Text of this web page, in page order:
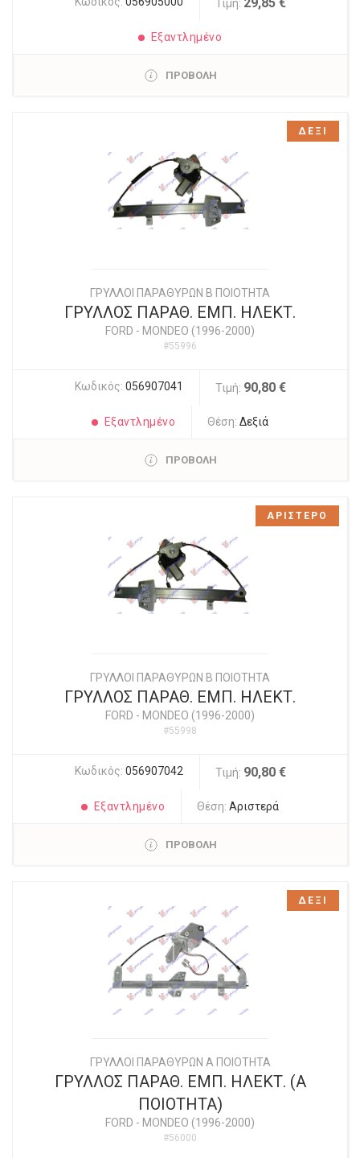
Τιμή:
Εξαντλημένο
ΠΡΟΒΟΛΗ
ΓΡΥΛΛΟΙ ΠΑΡΑΘΥΡΩΝ Β ΠΟΙΟΤΗΤΑ
ΓΡΥΛΛΟΣ ΠΑΡΑΘ. ΕΜΠ. ΗΛΕΚΤ.
FORD - MONDEO (1996-2000)
#55996
Κωδικός: 056907041 Τιμή: 90,80 €
Εξαντλημένο Θέση:Δεξιά
ΠΡΟΒΟΛΗ
ΔΕΞΙ
ΓΡΥΛΛΟΙ ΠΑΡΑΘΥΡΩΝ Β ΠΟΙΟΤΗΤΑ
ΓΡΥΛΛΟΣ ΠΑΡΑΘ. ΕΜΠ. ΗΛΕΚΤ.
FORD - MONDEO (1996-2000)
#55998
Κωδικός: 056907042 Τιμή: 90,80 €
Εξαντλημένο Θέση:Αριστερά
ΠΡΟΒΟΛΗ
ΑΡΙΣΤΕΡΟ
ΓΡΥΛΛΟΙ ΠΑΡΑΘΥΡΩΝ Α ΠΟΙΟΤΗΤΑ
ΓΡΥΛΛΟΣ ΠΑΡΑΘ. ΕΜΠ. ΗΛΕΚΤ. (Α
ΠΟΙΟΤΗΤΑ)
FORD - MONDEO (1996-2000)
#56000
ΔΕΞΙ